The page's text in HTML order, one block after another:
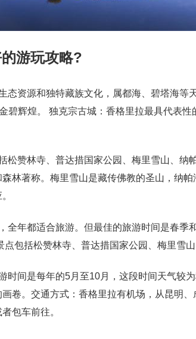
游玩攻略?
态资源和独特藏族文化，属都海、碧塔海等
碧辉煌。 独克宗古城：香格里拉最具代表
松赞林寺、普达措国家公园、梅里雪山、纳
林著称。梅里雪山是藏传佛教的圣山，纳
全年都适合旅游。但最佳的旅游时间是春季
包括松赞林寺、普达措国家公园、梅里雪山
时间是每年的5月至10月，这段时间天气较
卷。交通方式：香格里拉有机场，从昆明
包车前往。